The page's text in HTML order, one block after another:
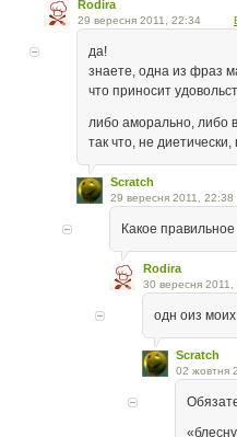
Rodira
29 вересня 2011, 22:34
да!
знаете, одна из фраз
что приносит
либо аморально, либо
так что, не диетически,
Scratch
29 вересня 2011, 22:38
Какое
Rodira
30 вересня 2011,
одн оиз
Scratch
02 жовтня